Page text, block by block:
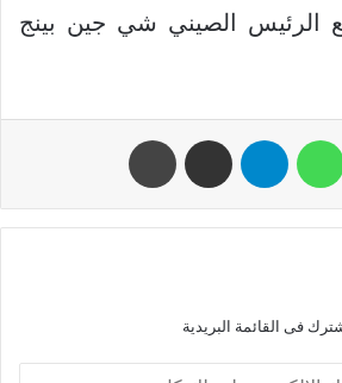
الرئيس الصيني شي جين بينج
فى القائمة البريدية